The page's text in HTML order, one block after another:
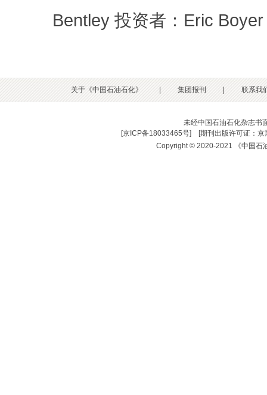
Bentley 投资者：Eric Boyer
关于《中国石油石化》 | 集团报刊 | 联系我
未经中国石油石化杂志书
[京ICP备18033465号] [期刊出版许可证：
Copyright © 2020-2021 《中国石